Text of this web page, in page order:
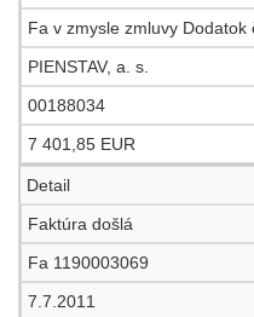
Fa v zmysle zmluvy
PIENSTAV, a. s.
00188034
7 401,85 EUR
Detail
Faktúra došlá
Fa 1190003069
7.7.2011